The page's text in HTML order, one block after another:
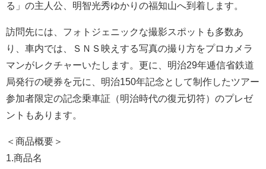
る」の主人公、明智光秀ゆかりの福知山へ到着します。
訪問先には、フォトジェニックな撮影スポットも多数あ
り、車内では、ＳＮＳ映えする写真の撮り方をプロカメラ
マンがレクチャーいたします。更に、明治29年逓信省鉄道
局発行の硬券を元に、明治150年記念として制作したツアー
参加者限定の記念乗車証（明治時代の復元切符）のプレゼ
ントもあります。
＜商品概要＞
1.商品名